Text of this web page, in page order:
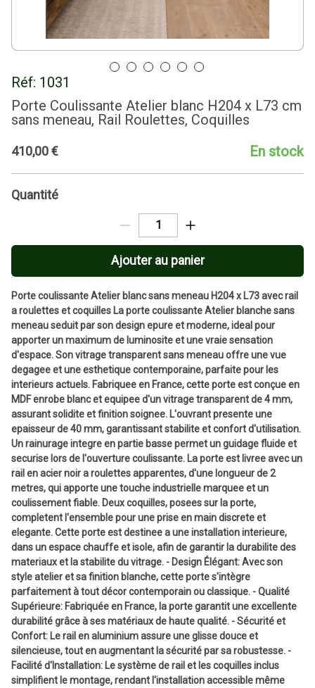
Réf: 1031
Porte Coulissante Atelier blanc H204 x L73 cm
sans meneau, Rail Roulettes, Coquilles
410,00€ En stock
Quantité
Ajouter au panier
Porte coulissante Atelier blanc sans meneau H204 x L73 avec rail
a roulettes et coquilles La porte coulissante Atelier blanche sans
meneau seduit par son design epure et moderne, ideal pour
apporter un maximum de luminosite et une vraie sensation
d'espace. Son vitrage transparent sans meneau offre une vue
degagee et une esthetique contemporaine, parfaite pour les
interieurs actuels. Fabriquee en France, cette porte est conçue en
MDF enrobe blanc et equipee d'un vitrage transparent de 4 mm,
assurant solidite et finition soignee. L'ouvrant presente une
epaisseur de 40 mm, garantissant stabilite et confort d'utilisation.
Un rainurage integre en partie basse permet un guidage fluide et
securise lors de l'ouverture coulissante. La porte est livree avec un
rail en acier noir a roulettes apparentes, d'une longueur de 2
metres, qui apporte une touche industrielle marquee et un
coulissement fiable. Deux coquilles, posees sur la porte,
completent l'ensemble pour une prise en main discrete et
elegante. Cette porte est destinee a une installation interieure,
dans un espace chauffe et isole, afin de garantir la durabilite des
materiaux et la stabilite du vitrage. - Design Élégant: Avec son
style atelier et sa finition blanche, cette porte s'intègre
parfaitement à tout décor contemporain ou classique. - Qualité
Supérieure: Fabriquée en France, la porte garantit une excellente
durabilité grâce à ses matériaux de haute qualité. - Sécurité et
Confort: Le rail en aluminium assure une glisse douce et
silencieuse, tout en augmentant la sécurité par sa robustesse. -
Facilité d'Installation: Le système de rail et les coquilles inclus
simplifient le montage, rendant l'installation accessible même